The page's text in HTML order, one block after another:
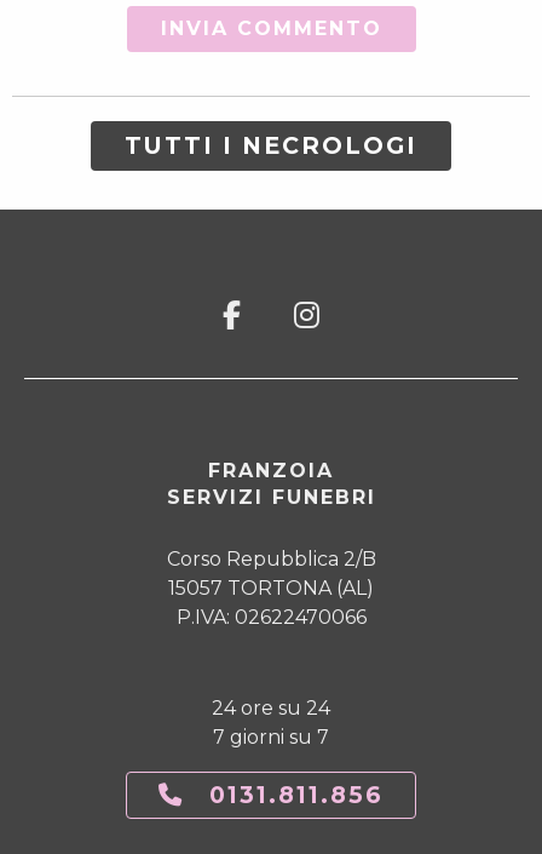
TUTTI I NECROLOGI
FRANZOIA
SERVIZI FUNEBRI
Corso Repubblica 2/B
15057 TORTONA (AL)
P.IVA: 02622470066
24 ore su 24
7 giorni su 7
0131.811.856